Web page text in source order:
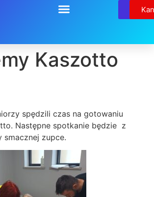
Kaszotto
spędzili czas na gotowaniu
Następne spotkanie będzie z
zupce.